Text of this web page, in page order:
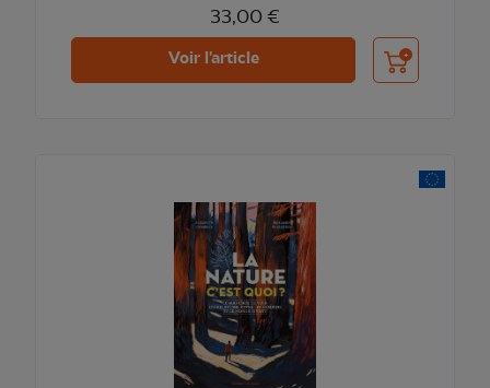
33,00 €
Voir l'article Ajouter au